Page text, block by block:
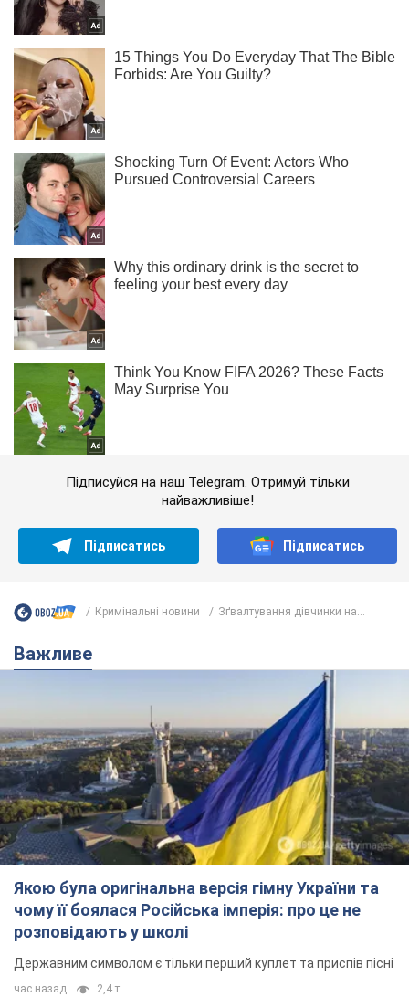
Підписуйся на наш Telegram. Отримуй тільки
найважливіше!
Підписатись Підписатись
Кримінальні новини Зґвалтування дівчинки на...
Важливе
Якою була оригінальна версія гімну України та
чому її боялася Російська імперія: про це не
розповідають у школі
Державним символом є тільки перший куплет та приспів пісні
час назад 2,4 т.